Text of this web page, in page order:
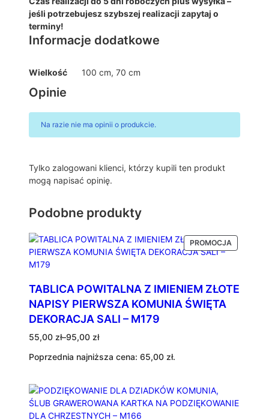
I
H
S
H
S
I
I
O
Z
O
Y
–
M
2
3
jeśli potrzebujesz szybszej realizacji zapytaj o
terminy!
Informacje dodatkowe
Wielkość 100 cm, 70 cm
Opinie
Na razie nie ma opinii o produkcie.
Tylko zalogowani klienci, którzy kupili ten produkt
mogą napisać opinię.
Podobne produkty
PROMOCJAPRODUKT
W
TABLICA POWITALNA Z IMIENIEM ZŁOTE
NAPISY PIERWSZA KOMUNIA ŚWIĘTA
DEKORACJA SALI – M179
55,00 zł–95,00 zł
Zakres
od
do
95,00 zł
Poprzednia najniższa cena: 65,00 zł.